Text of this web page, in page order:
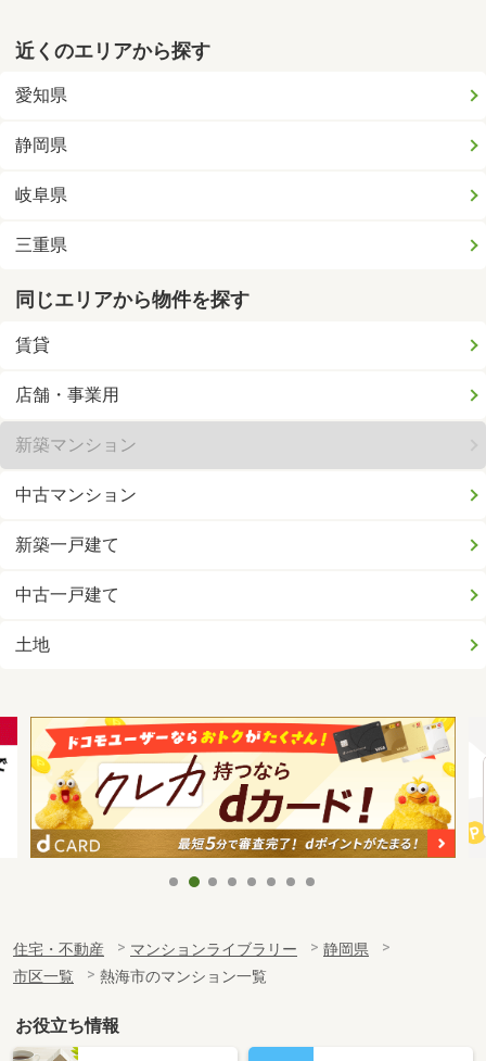
近くのエリアから探す
愛知県
静岡県
岐阜県
三重県
同じエリアから物件を探す
賃貸
店舗・事業用
新築マンション
中古マンション
新築一戸建て
中古一戸建て
土地
住宅・不動産 マンションライブラリー
静岡県
市区一覧
熱海市のマンション一覧
お役立ち情報